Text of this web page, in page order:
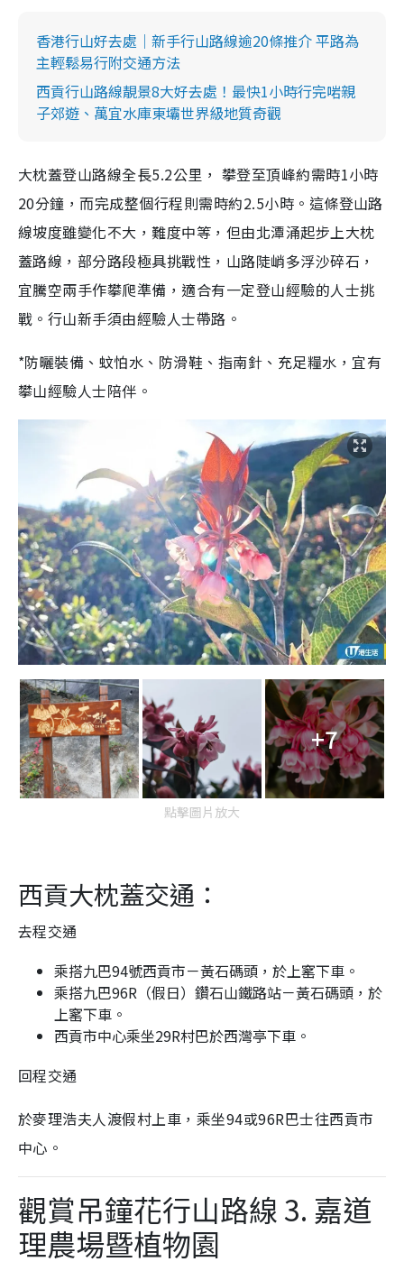
香港行山好去處｜新手行山路線逾20條推介 平路為
主輕鬆易行附交通方法
西貢行山路線靚景8大好去處！最快1小時行完啱親
子郊遊、萬宜水庫東壩世界級地質奇觀
大枕蓋登山路線全長5.2公里， 攀登至頂峰約需時1小時
20分鐘，而完成整個行程則需時約2.5小時。這條登山路
線坡度雖變化不大，難度中等，但由北潭涌起步上大枕
蓋路線，部分路段極具挑戰性，山路陡峭多浮沙碎石，
宜騰空兩手作攀爬準備，適合有一定登山經驗的人士挑
戰。行山新手須由經驗人士帶路。
*防曬裝備、蚊怕水、防滑鞋、指南針、充足糧水，宜有
攀山經驗人士陪伴。
+7
點擊圖片放大
西貢大枕蓋交通：
去程交通
乘搭九巴94號西貢市－黃石碼頭，於上窰下車。
乘搭九巴96R（假日）鑽石山鐵路站－黃石碼頭，於
上窰下車。
西貢市中心乘坐29R村巴於西灣亭下車。
回程交通
於麥理浩夫人渡假村上車，乘坐94或96R巴士往西貢市
中心。
觀賞吊鐘花行山路線 3. 嘉道
理農場暨植物園